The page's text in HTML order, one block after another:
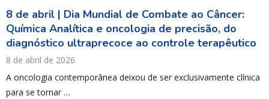
8 de abril | Dia Mundial de Combate ao Câncer:
Química Analítica e oncologia de precisão, do
diagnóstico ultraprecoce ao controle terapêutico
8 de abril de 2026
A oncologia contemporânea deixou de ser exclusivamente clínica
para se tornar …